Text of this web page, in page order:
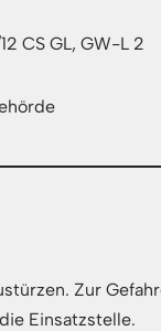
CS GL, GW-L 2
Zur
Einsatzstelle.